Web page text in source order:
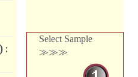
:
Select Sample
≫≫≫